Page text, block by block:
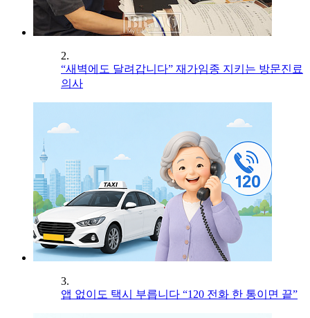
2.
“새벽에도 달려갑니다” 재가임종 지키는 방문진료
의사
3.
앱 없이도 택시 부릅니다 “120 전화 한 통이면 끝”